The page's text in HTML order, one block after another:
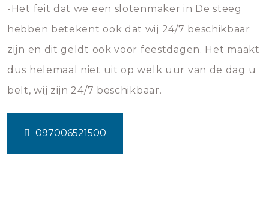
-Het feit dat we een slotenmaker in De steeg
hebben betekent ook dat wij 24/7 beschikbaar
zijn en dit geldt ook voor feestdagen. Het maakt
dus helemaal niet uit op welk uur van de dag u
belt, wij zijn 24/7 beschikbaar.
097006521500